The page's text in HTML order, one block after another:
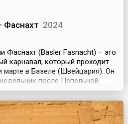
Фаснахт 2024
Фаснахт (Basler Fasnacht) – это
карнавал, который проходит
марте в Базеле (Швейцария). Он
после Пепельной
Великого поста),
самым масштабным
во всей Швейцарии, каждый
и зрителей. Карн...